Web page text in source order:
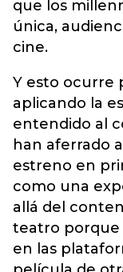
que los
única,
cine.
Y esto ocurre
aplicando la
entendido al
han aferrado
estreno en
como una
allá del
teatro porque
en las